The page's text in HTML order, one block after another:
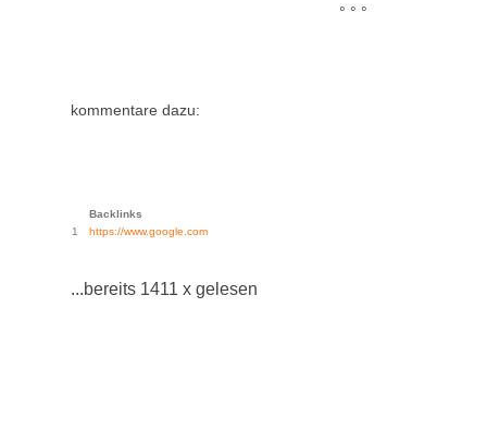
° ° °
kommentare dazu:
Backlinks
1
https://www.google.com
...bereits 1411 x gelesen